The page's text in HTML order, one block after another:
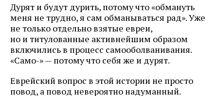
Дурят и будут дурить, потому что «обмануть
меня не трудно, я сам обманываться рад». Уже
не только отдельно взятые евреи,
но и титулованные активнейшим образом
включились в процесс самооболванивания.
«Само-» — потому что себя же и дурят.
Еврейский вопрос в этой истории не просто
повод, а повод невероятно надуманный.